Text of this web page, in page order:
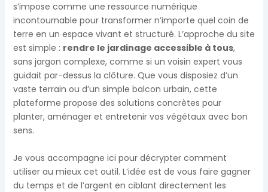
s’impose comme une ressource numérique
incontournable pour transformer n’importe quel coin de
terre en un espace vivant et structuré. L’approche du site
est simple : rendre le jardinage accessible à tous,
sans jargon complexe, comme si un voisin expert vous
guidait par-dessus la clôture. Que vous disposiez d’un
vaste terrain ou d’un simple balcon urbain, cette
plateforme propose des solutions concrètes pour
planter, aménager et entretenir vos végétaux avec bon
sens.
Je vous accompagne ici pour décrypter comment
utiliser au mieux cet outil. L’idée est de vous faire gagner
du temps et de l’argent en ciblant directement les